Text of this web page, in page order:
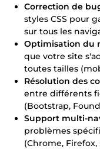
Correction de
styles CSS pour
sur tous les
Optimisation du
que votre site
toutes tailles
Résolution des
entre différents
(Bootstrap,
Support multi-
problèmes
(Chrome, Firefox,